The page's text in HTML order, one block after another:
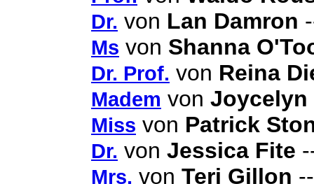
Dr. von Lan Damron
Ms von Shanna
Dr. Prof. von Reina
Madem von Joycelyn
Miss von Patrick
Dr. von Jessica Fite
Mrs. von Teri Gillon